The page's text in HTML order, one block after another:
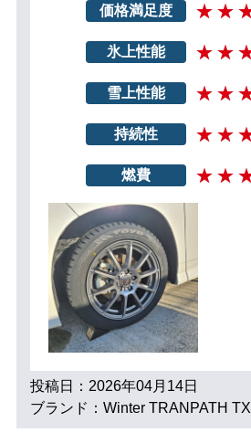
価格満足度
氷上性能
雪上性能
持続性
燃費
投稿日：2026年04月14日
ブランド：Winter TRANPATH TX